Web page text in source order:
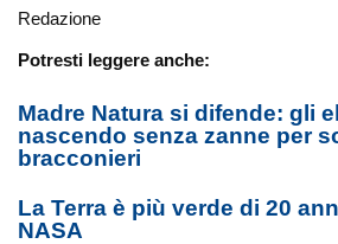
Redazione
Potresti leggere anche:
Madre Natura si difende: gli
nascendo senza zanne per
bracconieri
La Terra è più verde di 20
NASA